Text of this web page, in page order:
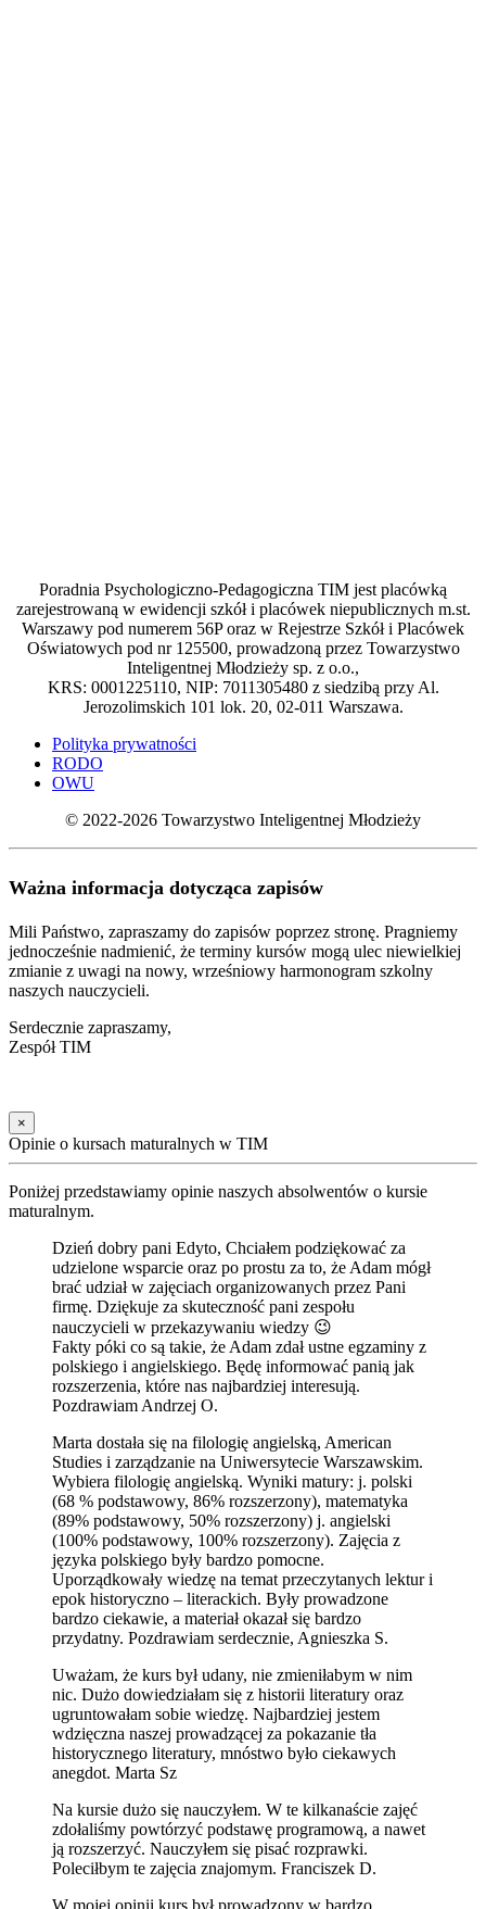
Poradnia Psychologiczno-Pedagogiczna TIM jest placówką
zarejestrowaną w ewidencji szkół i placówek niepublicznych m.st.
Warszawy pod numerem 56P oraz w Rejestrze Szkół i Placówek
Oświatowych pod nr 125500, prowadzoną przez Towarzystwo
Inteligentnej Młodzieży sp. z o.o.,
KRS: 0001225110, NIP: 7011305480 z siedzibą przy Al.
Jerozolimskich 101 lok. 20, 02-011 Warszawa.
Polityka prywatności
RODO
OWU
© 2022-2026 Towarzystwo Inteligentnej Młodzieży
Ważna informacja dotycząca zapisów
Mili Państwo, zapraszamy do zapisów poprzez stronę. Pragniemy
jednocześnie nadmienić, że terminy kursów mogą ulec niewielkiej
zmianie z uwagi na nowy, wrześniowy harmonogram szkolny
naszych nauczycieli.
Serdecznie zapraszamy,
Zespół TIM
×
Opinie o kursach maturalnych w TIM
Poniżej przedstawiamy opinie naszych absolwentów o kursie
maturalnym.
Dzień dobry pani Edyto, Chciałem podziękować za
udzielone wsparcie oraz po prostu za to, że Adam mógł
brać udział w zajęciach organizowanych przez Pani
firmę. Dziękuje za skuteczność pani zespołu
nauczycieli w przekazywaniu wiedzy 😉
Fakty póki co są takie, że Adam zdał ustne egzaminy z
polskiego i angielskiego. Będę informować panią jak
rozszerzenia, które nas najbardziej interesują.
Pozdrawiam Andrzej O.
Marta dostała się na filologię angielską, American
Studies i zarządzanie na Uniwersytecie Warszawskim.
Wybiera filologię angielską. Wyniki matury: j. polski
(68 % podstawowy, 86% rozszerzony), matematyka
(89% podstawowy, 50% rozszerzony) j. angielski
(100% podstawowy, 100% rozszerzony). Zajęcia z
języka polskiego były bardzo pomocne.
Uporządkowały wiedzę na temat przeczytanych lektur i
epok historyczno – literackich. Były prowadzone
bardzo ciekawie, a materiał okazał się bardzo
przydatny. Pozdrawiam serdecznie, Agnieszka S.
Uważam, że kurs był udany, nie zmieniłabym w nim
nic. Dużo dowiedziałam się z historii literatury oraz
ugruntowałam sobie wiedzę. Najbardziej jestem
wdzięczna naszej prowadzącej za pokazanie tła
historycznego literatury, mnóstwo było ciekawych
anegdot. Marta Sz
Na kursie dużo się nauczyłem. W te kilkanaście zajęć
zdołaliśmy powtórzyć podstawę programową, a nawet
ją rozszerzyć. Nauczyłem się pisać rozprawki.
Poleciłbym te zajęcia znajomym. Franciszek D.
W mojej opinii kurs był prowadzony w bardzo